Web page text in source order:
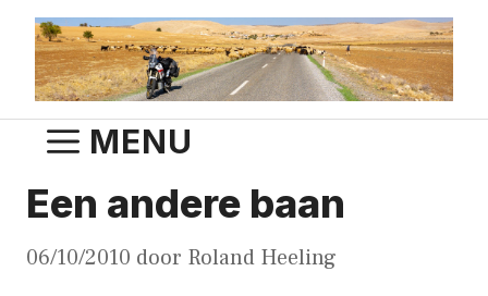
naar
inhoud
MENU
Een andere baan
06/10/2010 door Roland Heeling